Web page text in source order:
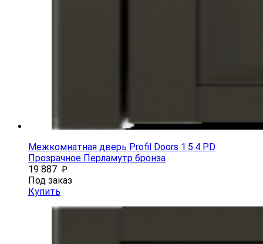
Межкомнатная дверь Profil Doors 1.5.4 PD
Прозрачное Перламутр бронза
19 887 ₽
Под заказ
Купить